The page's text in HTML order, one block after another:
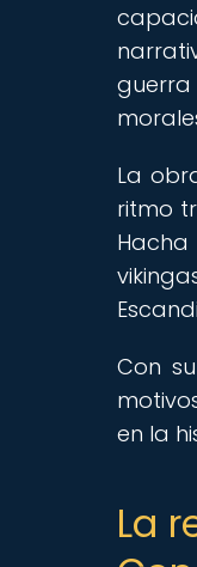
La
ritmo
Con
en la
La